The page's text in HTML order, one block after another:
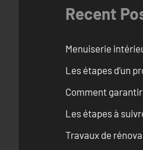
Recent
Menuiserie
Les étapes d’un
Comment
Les étapes à
Travaux de